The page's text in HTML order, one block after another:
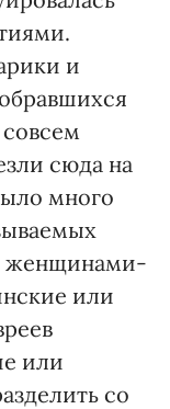
и
сюда на
много
женщинами-
или
или
со